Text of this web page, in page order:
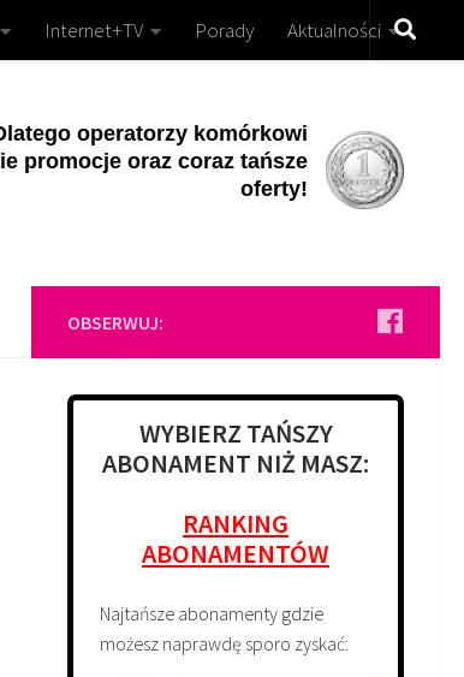
Internet+TV Porady Aktualności
operatorzy komórkowi
promocje oraz coraz tańsze
oferty!
OBSERWUJ:
WYBIERZ TAŃSZY
ABONAMENT NIŻ MASZ:
RANKING
ABONAMENTÓW
Najtańsze abonamenty gdzie
możesz naprawdę sporo zyskać: